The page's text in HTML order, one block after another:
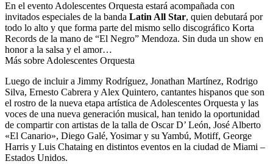
En el evento Adolescentes Orquesta estará acompañada con
invitados especiales de la banda Latin All Star, quien debutará por
todo lo alto y que forma parte del mismo sello discográfico Korta
Records de la mano de “El Negro” Mendoza. Sin duda un show en
honor a la salsa y el amor…
Más sobre Adolescentes Orquesta
Luego de incluir a Jimmy Rodríguez, Jonathan Martínez, Rodrigo
Silva, Ernesto Cabrera y Alex Quintero, cantantes hispanos que son
el rostro de la nueva etapa artística de Adolescentes Orquesta y las
voces de una nueva generación musical, han tenido la oportunidad
de compartir con artistas de la talla de Oscar D’ León, José Alberto
«El Canario», Diego Galé, Yosimar y su Yambú, Motiff, George
Harris y Luis Chataing en distintos eventos en la ciudad de Miami –
Estados Unidos.